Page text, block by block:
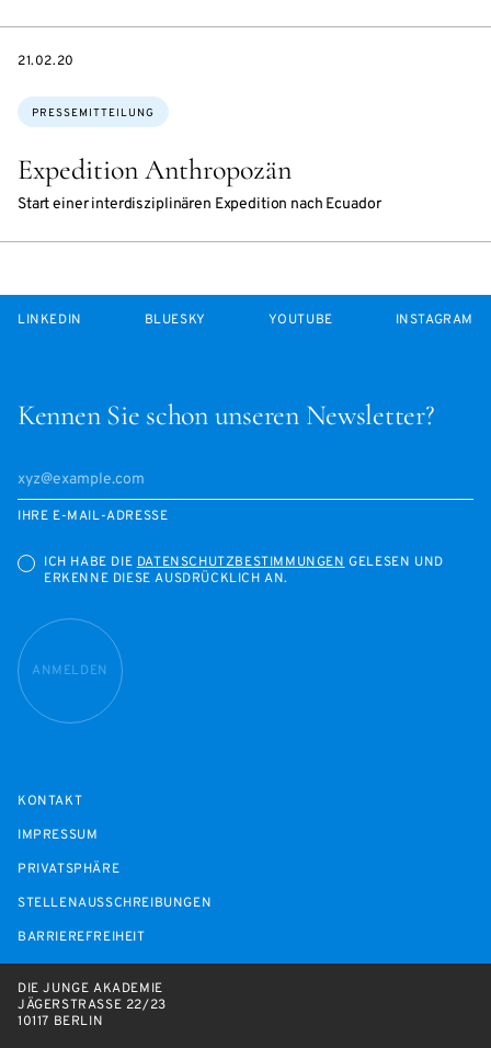
Expedition Anthropozän
Start einer interdisziplinären Expedition nach Ecuador
Themen:
PRESSEMITTEILUNG
DATE
21.02.20
Kennen Sie schon unseren Newsletter?
IHRE E-MAIL-ADRESSE
ICH HABE DIEDATENSCHUTZBESTIMMUNGENGELESEN UND
ERKENNE DIESE AUSDRÜCKLICH AN.
ANMELDEN
LINKEDIN BLUESKY YOUTUBE INSTAGRAM
KONTAKT
IMPRESSUM
PRIVATSPHÄRE
STELLENAUSSCHREIBUNGEN
BARRIEREFREIHEIT
DIE JUNGE AKADEMIE
JÄGERSTRASSE 22/23
10117 BERLIN